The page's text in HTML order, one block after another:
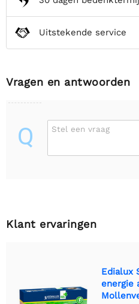
Uitstekende service
Vragen en antwoorden
Q Stel een vraag
Klant ervaringen
Edialux
energie